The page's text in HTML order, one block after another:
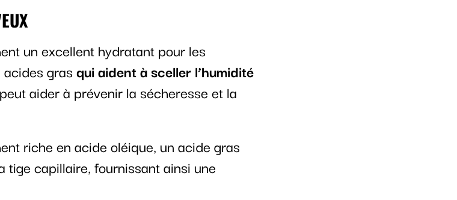
un excellent hydratant pour les
grasqui aident à sceller l’humidité
aider à prévenir la sécheresse et la
riche en acide oléique, un acide gras
tige capillaire, fournissant ainsi une